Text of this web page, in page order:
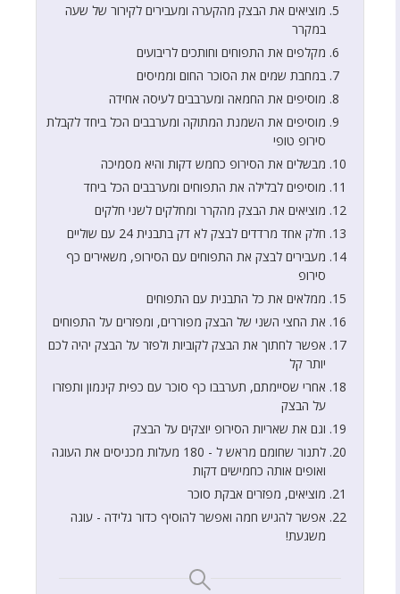
מוציאים את הבצק מהקערה ומעבירים לקירור של שעה
במקרר
מקלפים את התפוחים וחותכים לריבועים
במחבת שמים את הסוכר החום וממיסים
מוסיפים את החמאה ומערבבים לעיסה אחידה
מוסיפים את השמנת המתוקה ומערבבים הכל ביחד לקבלת
סירופ טופי
מבשלים את הסירופ כחמש דקות והיא מסמיכה
מוסיפים לבלילה את התפוחים ומערבבים הכל ביחד
מוציאים את הבצק מהקרר ומחלקים לשני חלקים
חלק אחד מרדדים לבצק לא דק בתבנית 24 עם שוליים
מעבירים לבצק את התפוחים עם הסירופ, משאירים כף
סירופ
ממלאים את כל התבנית עם התפוחים
את החצי השני של הבצק מפוררים, ומפזרים על התפוחים
אפשר לחתוך את הבצק לקוביות ולפזר על הבצק יהיה לכם
יותר קל
אחרי שסיימתם, תערבבו כף סוכר עם כפית קינמון ותפזרו
על הבצק
וגם את שאריות הסירופ יוצקים על הבצק
לתנור שחומם מראש ל - 180 מעלות מכניסים את העוגה
ואופים אותה כחמישים דקות
מוציאים, מפזרים אבקת סוכר
אפשר להגיש חמה ואפשר להוסיף כדור גלידה - עוגה
משגעת!